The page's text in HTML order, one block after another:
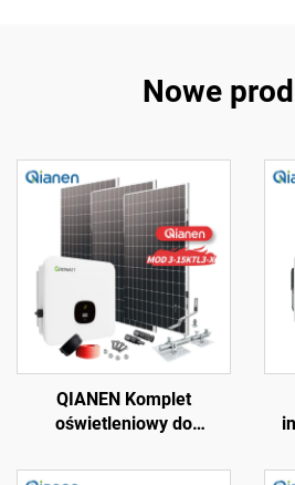
Nowe
QIANEN Komplet
oświetleniowy do
Łatwy montaż 3 kW do 15